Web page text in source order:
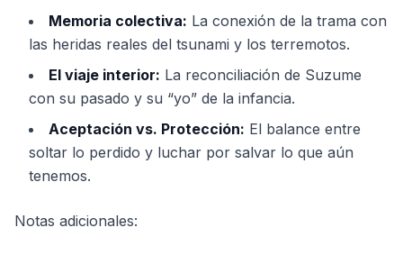
Memoria colectiva: La conexión de la trama con
las heridas reales del tsunami y los terremotos.
El viaje interior: La reconciliación de Suzume
con su pasado y su “yo” de la infancia.
Aceptación vs. Protección: El balance entre
soltar lo perdido y luchar por salvar lo que aún
tenemos.
Notas adicionales: